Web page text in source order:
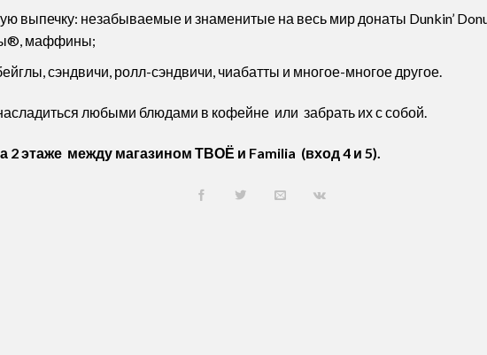
выпечку: незабываемые и знаменитые на весь мир донаты Dunkin’
маффины;
сэндвичи, ролл-сэндвичи, чиабатты и многое-многое другое.
любыми блюдами в кофейне или забрать их с собой.
2 этаже между магазином ТВОЁ и Familia (вход 4 и 5).